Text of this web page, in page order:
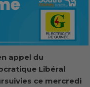
appel du
Libéral
ce mercredi